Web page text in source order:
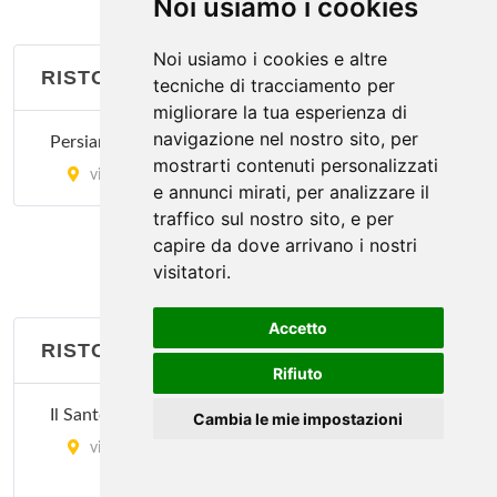
Noi usiamo i cookies
Noi usiamo i cookies e altre
tecniche di tracciamento per
migliorare la tua esperienza di
navigazione nel nostro sito, per
mostrarti contenuti personalizzati
e annunci mirati, per analizzare il
traffico sul nostro sito, e per
capire da dove arrivano i nostri
visitatori.
Accetto
Rifiuto
Cambia le mie impostazioni
Le Due Specialità
via Sartirana 1, Milano
RISTORANTI ETNICI
Persian Red Rose
via Tortona 20, Milano
RISTORANTI FRANCESI
Il Santo Bevitore
via Aleardo Aleardi 22, Milano